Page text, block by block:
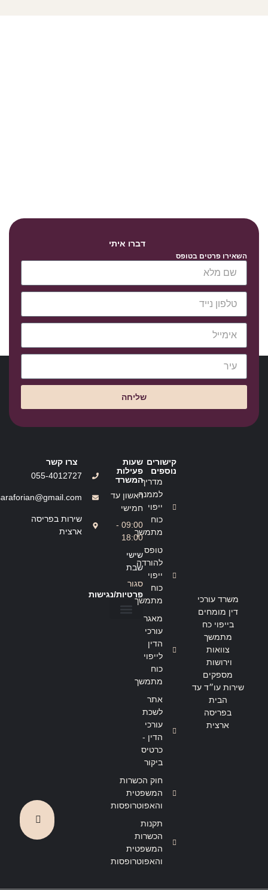
דברו איתי
השאירו פרטים בטופס
שליחה
משרד עורכי
דין מומחים
בייפוי כח
מתמשך
צוואות
וירושות
מספקים
שירות עו״ד עד
הבית
בפריסה
ארצית
קישורים
נוספים
מדריך
לממנה
ייפוי
כוח
מתמשך
טופס
להורדה
ייפוי
כוח
מתמשך
מאגר
עורכי
הדין
לייפוי
כוח
מתמשך
אתר
לשכת
עורכי
הדין -
כרטיס
ביקור
חוק הכשרות
המשפטית
והאפוטרופסות
תקנות
הכשרות
המשפטית
והאפוטרופסות
שעות
פעילות
המשרד
ראשון עד
חמישי
09:00 -
18:00
שישי
שבת
סגור
פרטיות/נגישות
צרו קשר
055-4012727
שירות בפריסה
ארצית